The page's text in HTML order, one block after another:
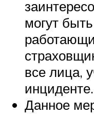
могут
все лица,
инциденте.
Данное